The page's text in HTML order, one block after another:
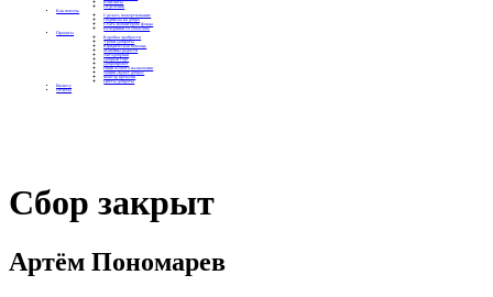
Контакты
Отделения
Как помочь
Сделать пожертвование
Подписка на добро
Стать волонтером фонда
Вечеринки со смыслом
Проекты
Коробка храбрости
Уроки Доброты
Юридическая помощь
Мамины радости
Автодобряки
Добрый торт
Добропробег
Няни особого назначения
Акция «Букет добра»
Фактор времени
Цветы доброты
Бизнесу
Отчеты
Сбор закрыт
Артём Пономарев